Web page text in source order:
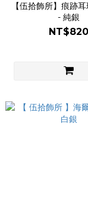
【伍拾飾所】痕跡
- 純銀
NT$820